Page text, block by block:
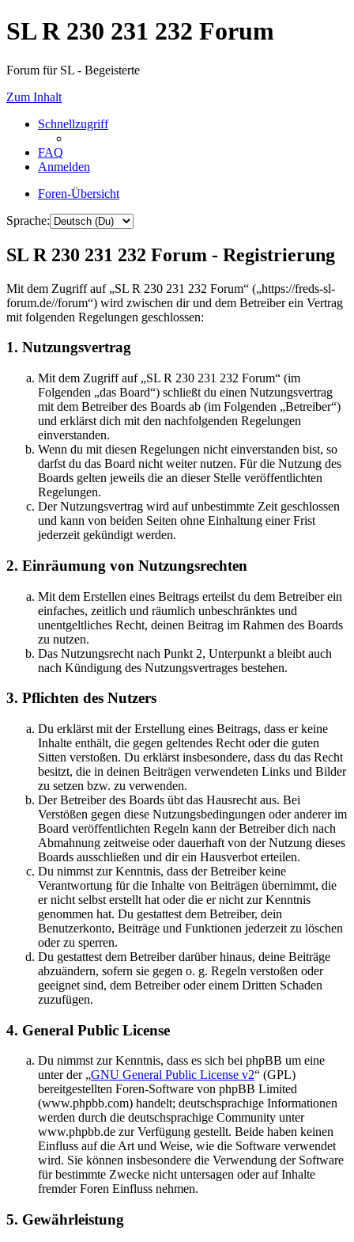
SL R 230 231 232 Forum
Forum für SL - Begeisterte
Zum Inhalt
Schnellzugriff
FAQ
Anmelden
Foren-Übersicht
Sprache:
SL R 230 231 232 Forum - Registrierung
Mit dem Zugriff auf „SL R 230 231 232 Forum“ („https://freds-sl-
forum.de//forum“) wird zwischen dir und dem Betreiber ein Vertrag
mit folgenden Regelungen geschlossen:
1. Nutzungsvertrag
Mit dem Zugriff auf „SL R 230 231 232 Forum“ (im
Folgenden „das Board“) schließt du einen Nutzungsvertrag
mit dem Betreiber des Boards ab (im Folgenden „Betreiber“)
und erklärst dich mit den nachfolgenden Regelungen
einverstanden.
Wenn du mit diesen Regelungen nicht einverstanden bist, so
darfst du das Board nicht weiter nutzen. Für die Nutzung des
Boards gelten jeweils die an dieser Stelle veröffentlichten
Regelungen.
Der Nutzungsvertrag wird auf unbestimmte Zeit geschlossen
und kann von beiden Seiten ohne Einhaltung einer Frist
jederzeit gekündigt werden.
2. Einräumung von Nutzungsrechten
Mit dem Erstellen eines Beitrags erteilst du dem Betreiber ein
einfaches, zeitlich und räumlich unbeschränktes und
unentgeltliches Recht, deinen Beitrag im Rahmen des Boards
zu nutzen.
Das Nutzungsrecht nach Punkt 2, Unterpunkt a bleibt auch
nach Kündigung des Nutzungsvertrages bestehen.
3. Pflichten des Nutzers
Du erklärst mit der Erstellung eines Beitrags, dass er keine
Inhalte enthält, die gegen geltendes Recht oder die guten
Sitten verstoßen. Du erklärst insbesondere, dass du das Recht
besitzt, die in deinen Beiträgen verwendeten Links und Bilder
zu setzen bzw. zu verwenden.
Der Betreiber des Boards übt das Hausrecht aus. Bei
Verstößen gegen diese Nutzungsbedingungen oder anderer im
Board veröffentlichten Regeln kann der Betreiber dich nach
Abmahnung zeitweise oder dauerhaft von der Nutzung dieses
Boards ausschließen und dir ein Hausverbot erteilen.
Du nimmst zur Kenntnis, dass der Betreiber keine
Verantwortung für die Inhalte von Beiträgen übernimmt, die
er nicht selbst erstellt hat oder die er nicht zur Kenntnis
genommen hat. Du gestattest dem Betreiber, dein
Benutzerkonto, Beiträge und Funktionen jederzeit zu löschen
oder zu sperren.
Du gestattest dem Betreiber darüber hinaus, deine Beiträge
abzuändern, sofern sie gegen o. g. Regeln verstoßen oder
geeignet sind, dem Betreiber oder einem Dritten Schaden
zuzufügen.
4. General Public License
Du nimmst zur Kenntnis, dass es sich bei phpBB um eine
unter der „GNU General Public License v2“ (GPL)
bereitgestellten Foren-Software von phpBB Limited
(www.phpbb.com) handelt; deutschsprachige Informationen
werden durch die deutschsprachige Community unter
www.phpbb.de zur Verfügung gestellt. Beide haben keinen
Einfluss auf die Art und Weise, wie die Software verwendet
wird. Sie können insbesondere die Verwendung der Software
für bestimmte Zwecke nicht untersagen oder auf Inhalte
fremder Foren Einfluss nehmen.
5. Gewährleistung